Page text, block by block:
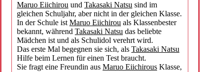
Maruo Eiichirou und Takasaki Natsu sind im
gleichen Schuljahr, aber nicht in der gleichen Klasse.
In der Schule istMaruo Eiichirou als Klassenbester
bekannt, während Takasaki Natsu das beliebte
Mädchen ist und als Schulidol verehrt wird.
Das erste Mal begegnen sie sich, als Takasaki Natsu
Hilfe beim Lernen für einen Test braucht.
Sie fragt eine Freundin aus Maruo Eiichirous Klasse,